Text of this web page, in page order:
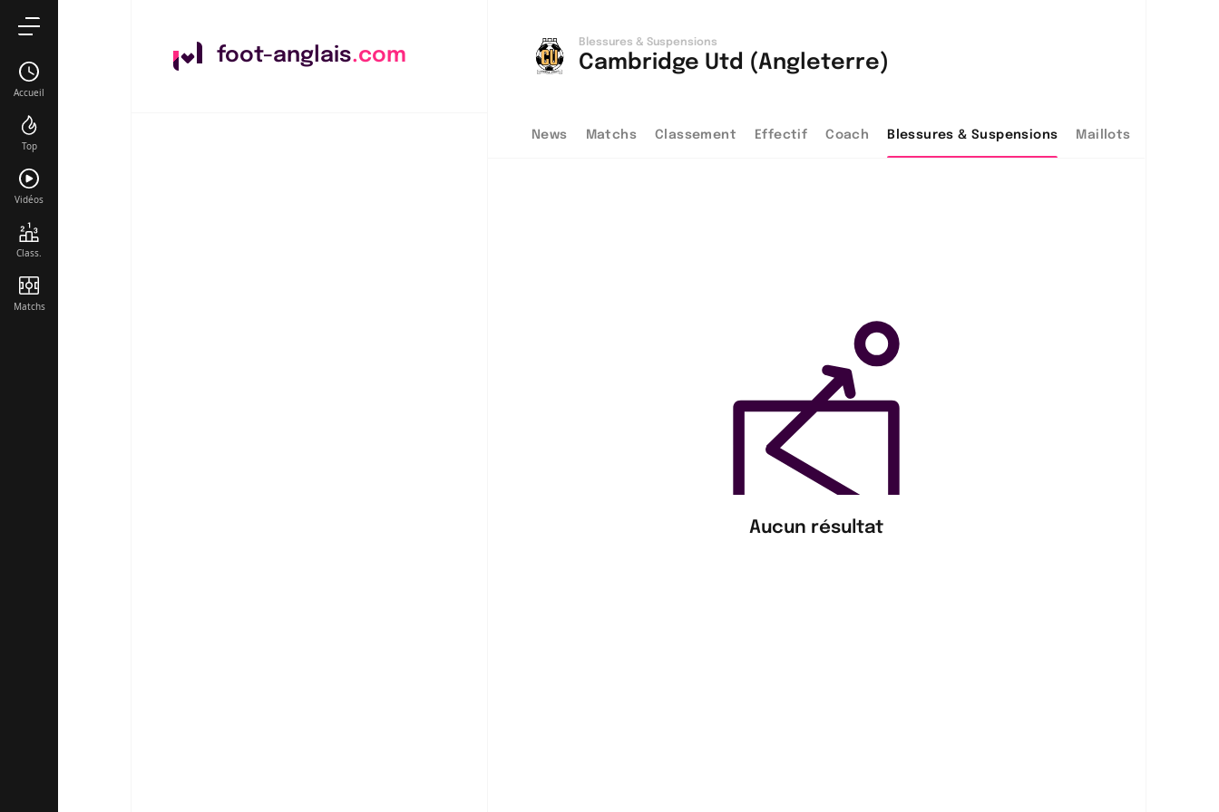
foot-anglais.com
Blessures & Suspensions
Cambridge Utd (Angleterre)
News Matchs Classement Effectif Coach Blessures & Suspensions Maillots
Aucun résultat
Accueil
Top
Vidéos
Class.
Matchs